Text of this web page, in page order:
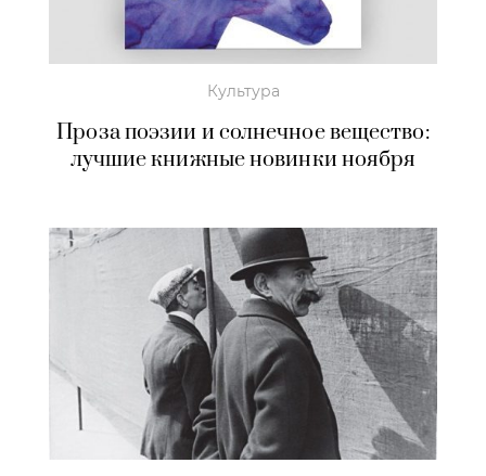
Культура
Проза поэзии и солнечное вещество:
лучшие книжные новинки ноября